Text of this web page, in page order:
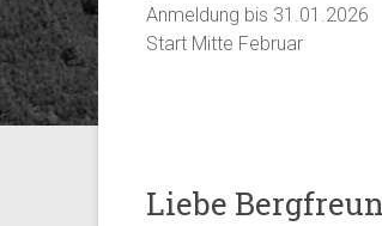
Anmeldung bis 31.01.2026
Start Mitte Februar
Liebe